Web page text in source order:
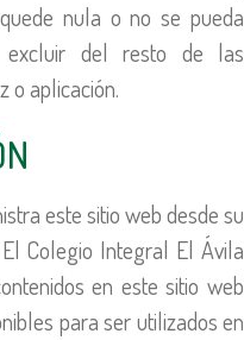
nula o no se pueda
excluir del resto de las
o aplicación.
este sitio web desde su
Colegio Integral El Ávila
en este sitio web
para ser utilizados en